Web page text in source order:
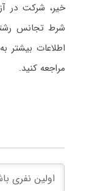
خیر، شرکت در
شرط تجانس
اطلاعات بیشتر
مراجعه کنید.